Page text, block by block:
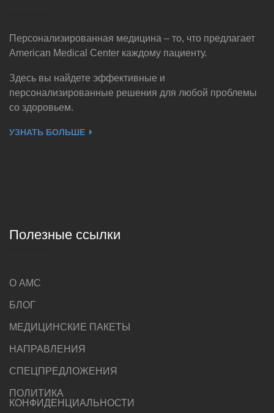
Персонализированная медицина – то, что предлагает
American Medical Center каждому пациенту.
Здесь вы найдете эффективные и
персонализированные решения для любой проблемы
со здоровьем.
УЗНАТЬ БОЛЬШЕ
Полезные ссылки
О AMC
БЛОГ
МЕДИЦИНСКИЕ ПАКЕТЫ
НАПРАВЛЕНИЯ
СПЕЦПРЕДЛОЖЕНИЯ
ПОЛИТИКА
КОНФИДЕНЦИАЛЬНОСТИ